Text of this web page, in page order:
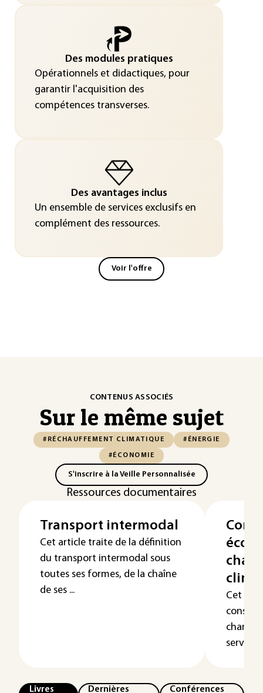
Des modules pratiques
Opérationnels et didactiques, pour
garantir l'acquisition des
compétences transverses.
Des avantages inclus
Un ensemble de services exclusifs en
complément des ressources.
Voir l'offre
CONTENUS ASSOCIÉS
Sur le même sujet
#RÉCHAUFFEMENT CLIMATIQUE #ÉNERGIE
#ÉCONOMIE
S'inscrire à la Veille Personnalisée
Ressources documentaires
Transport intermodal
Cet article traite de la définition
du transport intermodal sous
toutes ses formes, de la chaîne
de ses ...
Cet
servent
Livres Dernières Conférences